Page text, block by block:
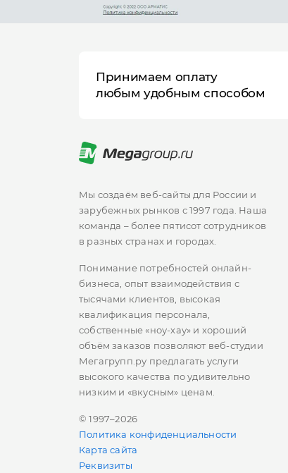
Принимаем оплату
любым удобным способом
Мы создаём веб-сайты для России и
зарубежных рынков с 1997 года. Наша
команда – более пятисот сотрудников
в разных странах и городах.
Понимание потребностей онлайн-
бизнеса, опыт взаимодействия с
тысячами клиентов, высокая
квалификация персонала,
собственные «ноу-хау» и хороший
объём заказов позволяют веб-студии
Мегагрупп.ру предлагать услуги
высокого качества по удивительно
низким и «вкусным» ценам.
© 1997–2026
Политика конфиденциальности
Карта сайта
Реквизиты